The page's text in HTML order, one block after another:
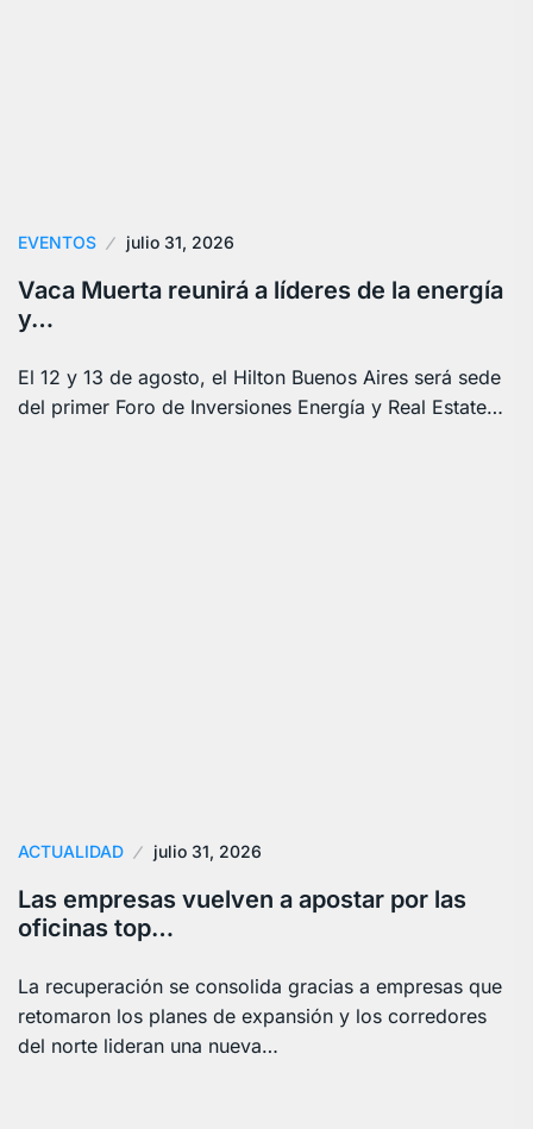
EVENTOS julio 31, 2026
Vaca Muerta reunirá a líderes de la energía
y…
El 12 y 13 de agosto, el Hilton Buenos Aires será sede
del primer Foro de Inversiones Energía y Real Estate…
ACTUALIDAD julio 31, 2026
Las empresas vuelven a apostar por las
oficinas top…
La recuperación se consolida gracias a empresas que
retomaron los planes de expansión y los corredores
del norte lideran una nueva…